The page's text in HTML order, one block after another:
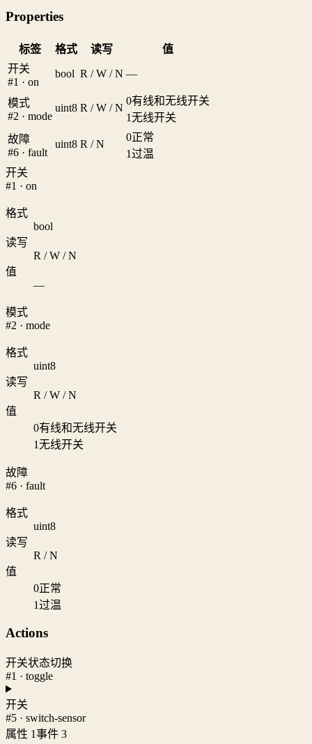
Properties
标签 格式 读写
值
开关
#1 · on
bool R / W / N —
模式
#2 · mode
uint8 R / W / N
0有线和无线开关
1无线开关
故障
#6 · fault
uint8 R / N
0正常
1过温
开关
#1 · on
格式
bool
读写
R / W / N
值
—
模式
#2 · mode
格式
uint8
读写
R / W / N
值
0有线和无线开关
1无线开关
故障
#6 · fault
格式
uint8
读写
R / N
值
0正常
1过温
Actions
开关状态切换
#1 · toggle
开关
#5 · switch-sensor
属性 1事件 3